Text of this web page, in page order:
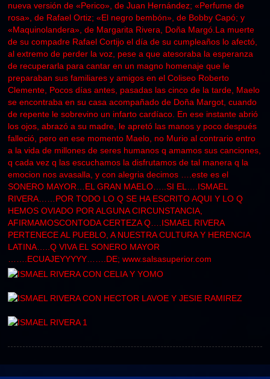
nueva versión de «Perico», de Juan Hernández; «Perfume de
rosa», de Rafael Ortiz; «El negro bembón», de Bobby Capó; y
«Maquinolandera», de Margarita Rivera, Doña Margó.La muerte
de su compadre Rafael Cortijo el día de su cumpleaños lo afectó,
al extremo de perder la voz, pese a que atesoraba la esperanza
de recuperarla para cantar en un magno homenaje que le
preparaban sus familiares y amigos en el Coliseo Roberto
Clemente, Pocos días antes, pasadas las cinco de la tarde, Maelo
se encontraba en su casa acompañado de Doña Margot, cuando
de repente le sobrevino un infarto cardíaco. En ese instante abrió
los ojos, abrazó a su madre, le apretó las manos y poco después
falleció, pero en ese momento Maelo, no Murio al contrario entro
a la vida de millones de seres humanos q amamos sus canciones,
q cada vez q las escuchamos la disfrutamos de tal manera q la
emocion nos avasalla, y con alegria decimos ….este es el
SONERO MAYOR…EL GRAN MAELO…..SI EL….ISMAEL
RIVERA……POR TODO LO Q SE HA ESCRITO AQUI Y LO Q
HEMOS OVIADO POR ALGUNA CIRCUNSTANCIA,
AFIRMAMOSCONTODA CERTEZA Q….ISMAEL RIVERA
PERTENECE AL PUEBLO, A NUESTRA CULTURA Y HERENCIA
LATINA…..Q VIVA EL SONERO MAYOR
…….ECUAJEYYYYY…….DE;www.salsasuperior.com